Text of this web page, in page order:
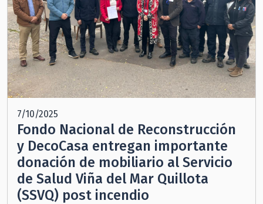
7/10/2025
Fondo Nacional de Reconstrucción
y DecoCasa entregan importante
donación de mobiliario al Servicio
de Salud Viña del Mar Quillota
(SSVQ) post incendio